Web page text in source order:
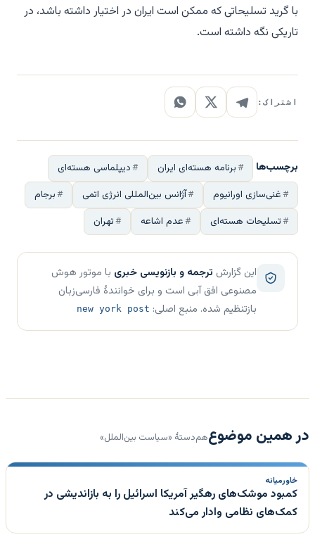
با گرید تسلیحاتی که ممکن است ایران در اختیار داشته باشد، در
تاریکی نگه داشته است.
اشتراک:
برچسب‌ها برنامه هسته‌ای ایران
دیپلماسی هسته‌ای
غنی‌سازی اورانیوم
آژانس بین‌المللی انرژی اتمی
برجام
تسلیحات هسته‌ای
عدم اشاعه تهران
این گزارش ترجمه و بازنویسی خبری با موتور هوش
مصنوعی افق آبی است و برای خوانندهٔ فارسی‌زبان
بازتنظیم شده. منبع اصلی: new york post
در همین موضوعهم‌دستهٔ «سیاست بین‌الملل»
خاورمیانه
کمبود موشک‌های رهگیر آمریکا اسرائیل را به بازاندیشی در
کمک‌های نظامی وادار می‌کند